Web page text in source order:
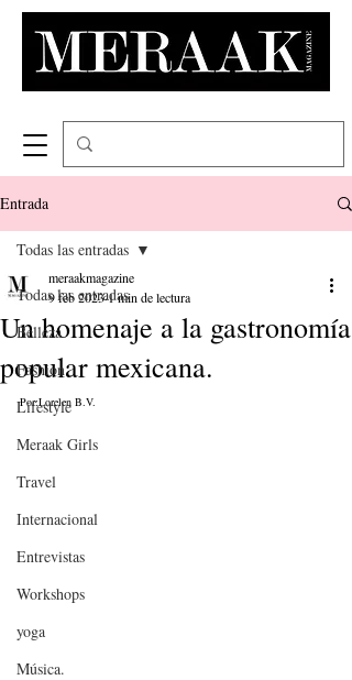
Entrada
Todas las entradas
Belleza
Fashion
Lifestyle
Meraak Girls
Travel
Internacional
Entrevistas
Workshops
yoga
Música.
Todas las entradas
Un homenaje a la gastronomía
popular mexicana.
meraakmagazine
9 feb 20231 min de lectura
Por:Lorelen B.V.